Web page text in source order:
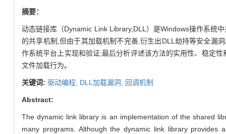
摘要：
动态链接库（Dynamic Link Library,DLL）是Windows操作系统
的共享机制,但由于其加载机制不完善,衍生出DLL劫持等安全漏
作系统平台上实现和验证;最后分析评述该方法的实用性、稳定
文件加载行为。
关键词: 驱动编程, DLL加载漏洞, 回调机制
Abstract:
The dynamic link library is an implementation of the shared
many programs. Although the dynamic link library provides